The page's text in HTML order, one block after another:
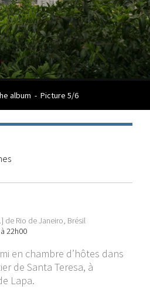
album - Picture 5/6
de Rio de Janeiro, Brésil
22h00
en chambre d’hôtes dans
de Santa Teresa, à
Lapa.